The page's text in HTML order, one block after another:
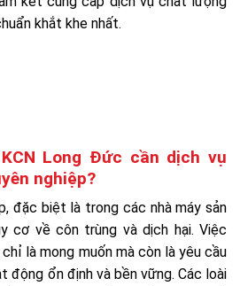
khắt khe nhất.
Long Đức cần dịch vụ
nghiệp?
đặc biệt là trong các nhà máy sản
cơ về côn trùng và dịch hại. Việc
là mong muốn mà còn là yêu cầu
động ổn định và bền vững. Các loài